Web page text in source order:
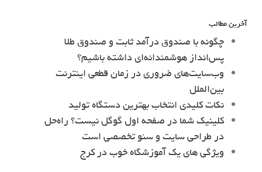
آخرین مطالب
چگونه با صندوق درآمد ثابت و صندوق طلا
پس‌انداز هوشمندانه‌ای داشته باشیم؟
وب‌سایت‌های ضروری در زمان قطعی اینترنت
بین‌الملل
نکات کلیدی انتخاب بهترین دستگاه تولید
کلینیک شما در صفحه اول گوگل نیست؟ راه‌حل
در طراحی سایت و سئو تخصصی است
ویژگی های یک آموزشگاه خوب در کرج